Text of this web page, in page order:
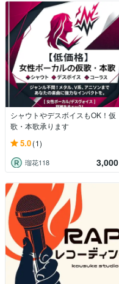
シャウトやデスボイスもOK！仮
歌・本歌承ります
5.0(1)
瑠花118 3,000